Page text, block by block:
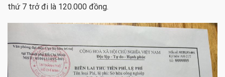
thứ 7 trở đi là 120.000 đồng.